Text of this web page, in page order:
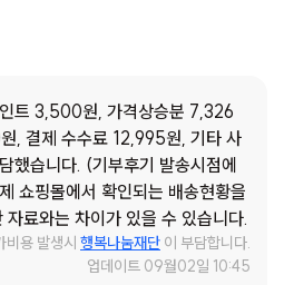
이 아버지의 알코올 의존 문제로
으로 다른 지역으로 이사 가게 되
었는데, 다시 복지관 문을 두들긴
습니다. 자신의 새로운 가족인 딸
지금 예승(가명)이는 초등학교 4
족의 상담을 위해 찾아갔던 집은 오
용품, 아버님의 술병 등으로 어수
트 3,500원, 가격상승분 7,326
, 결제 수수료 12,995원, 기타 사
했습니다. (기부후기 발송시점에
쇼핑몰에서 확인되는 배송현황을
료와는 차이가 있을 수 있습니다.
비용 발생시 행복나눔재단 이 부담합니다.
업데이트 09월02일 10:45